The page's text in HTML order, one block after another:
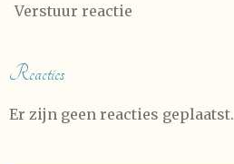
Verstuur reactie
Reacties
Er zijn geen reacties geplaatst.